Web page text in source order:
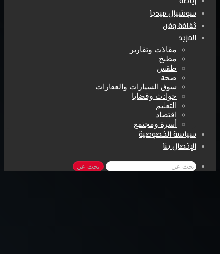
سوشيال ميديا
ثقافة وفن
المزيد
مقالات وتقارير
مطبخ
طقس
صحة
سوق السيارات والعقارات
حوادث وقضايا
التعليم
اقتصاد
أسرة ومجتمع
سياسة الخصوصية
الإتصال بنا
بحث عن